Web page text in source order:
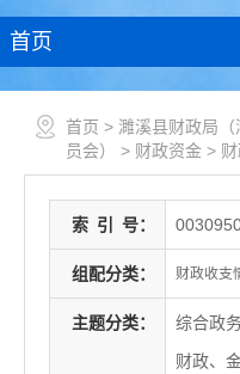
首页
首页 > 濉溪县财政局
员会）
> 财政资金 >
索 引 号：
组配分类： 财政收支
主题分类：
综合政
财政、